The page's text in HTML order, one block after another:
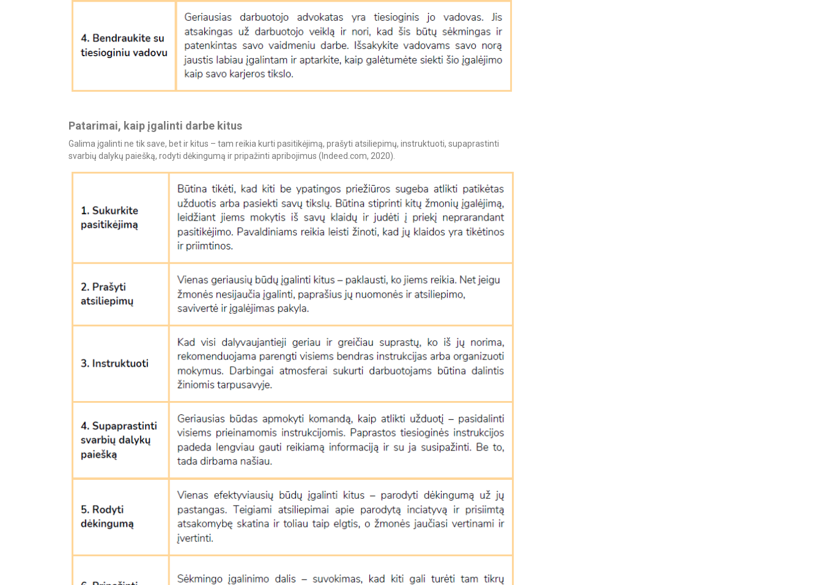
Patarimai, kaip įgalinti darbe kitus
Galima įgalinti ne tik save, bet ir kitus – tam reikia kurti pasitikėjimą, prašyti atsiliepimų, instruktuoti, supaprastinti
svarbių dalykų paiešką, rodyti dėkingumą ir pripažinti apribojimus (Indeed.com, 2020).